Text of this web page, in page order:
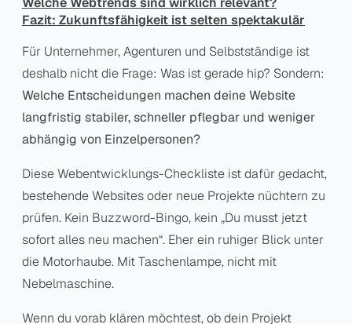
Fazit: Zukunftsfähigkeit ist selten spektakulär
Für Unternehmer, Agenturen und Selbstständige ist
deshalb nicht die Frage: Was ist gerade hip? Sondern:
Welche Entscheidungen machen deine Website
langfristig stabiler, schneller pflegbar und weniger
abhängig von Einzelpersonen?
Diese Webentwicklungs-Checkliste ist dafür gedacht,
bestehende Websites oder neue Projekte nüchtern zu
prüfen. Kein Buzzword-Bingo, kein „Du musst jetzt
sofort alles neu machen“. Eher ein ruhiger Blick unter
die Motorhaube. Mit Taschenlampe, nicht mit
Nebelmaschine.
Wenn du vorab klären möchtest, ob dein Projekt